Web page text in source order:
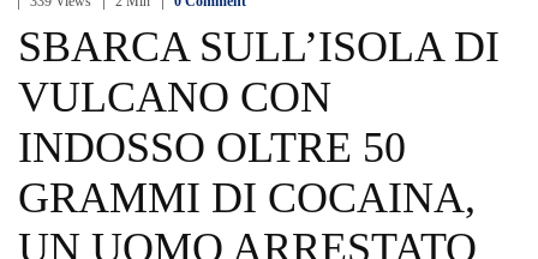
SBARCA SULL’ISOLA DI
VULCANO CON
INDOSSO OLTRE 50
GRAMMI DI COCAINA,
UN UOMO ARRESTATO